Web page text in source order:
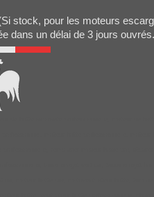
stock, pour les moteurs
dans un délai de 3 jours ouvrés.